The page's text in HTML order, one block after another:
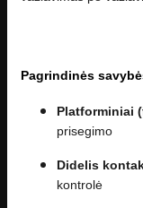
Pagrindinės
Platforminiai
prisegimo
Didelis
kontrolė